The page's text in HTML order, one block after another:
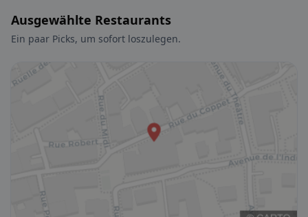
Ausgewählte Restaurants
Ein paar Picks, um sofort loszulegen.